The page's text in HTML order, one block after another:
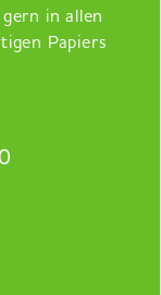
in allen
Papiers